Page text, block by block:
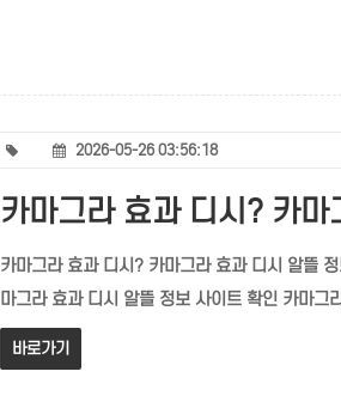
2026-05-26 03:56:18
카마그라 효과 디시? 카
카마그라 효과 디시? 카마그라 효과 디시 알
마그라 효과 디시 알뜰 정보 사이트 확인 카마
바로가기